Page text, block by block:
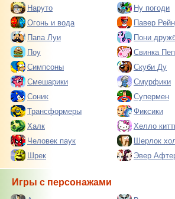
Наруто
Ну погоди
Огонь и вода
Павер
Папа Луи
Пони
Поу
Свинка
Симпсоны
Скуби Ду
Смешарики
Смурфики
Соник
Супермен
Трансформеры
Фиксики
Халк
Хелло
Человек паук
Шерлок
Шрек
Эвер
Игры с персонажами